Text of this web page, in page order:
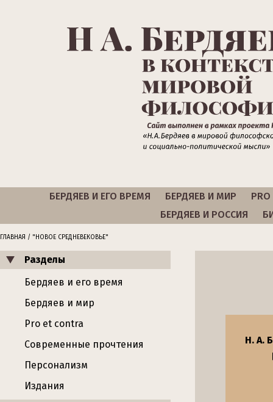
БЕРДЯЕВ И ЕГО ВРЕМЯ БЕРДЯЕВ И МИР
PRO
БЕРДЯЕВ И РОССИЯ
ГЛАВНАЯ / "НОВОЕ СРЕДНЕВЕКОВЬЕ"
Разделы
Бердяев и его время
Бердяев и мир
Pro et contra
Современные прочтения
Персонализм
Издания
Н. А.